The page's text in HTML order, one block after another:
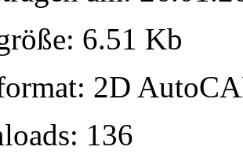
6.51 Kb
2D
136